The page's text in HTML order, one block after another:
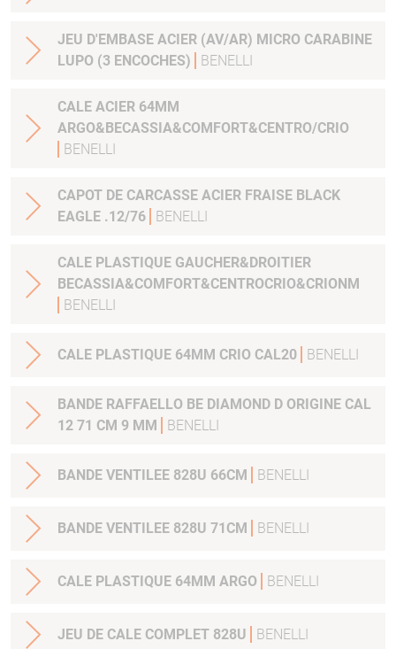
JEU D'EMBASE ACIER (AV/AR) MICRO CARABINE
LUPO (3 ENCOCHES)
BENELLI
CALE ACIER 64MM
ARGO&BECASSIA&COMFORT&CENTRO/CRIO
BENELLI
CAPOT DE CARCASSE ACIER FRAISE BLACK
EAGLE .12/76
BENELLI
CALE PLASTIQUE GAUCHER&DROITIER
BECASSIA&COMFORT&CENTROCRIO&CRIONM
BENELLI
CALE PLASTIQUE 64MM CRIO CAL20 BENELLI
BANDE RAFFAELLO BE DIAMOND D ORIGINE CAL
12 71 CM 9 MM
BENELLI
BANDE VENTILEE 828U 66CM BENELLI
BANDE VENTILEE 828U 71CM BENELLI
CALE PLASTIQUE 64MM ARGO BENELLI
JEU DE CALE COMPLET 828U BENELLI